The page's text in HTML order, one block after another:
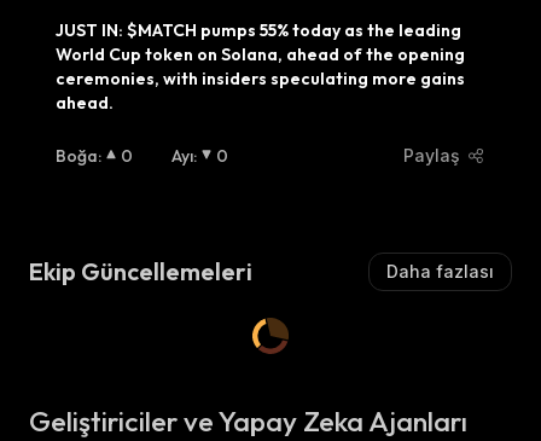
JUST IN: $MATCH pumps 55% today as the leading
World Cup token on Solana, ahead of the opening
ceremonies, with insiders speculating more gains
ahead.
Boğa: 0 Ayı: 0 Paylaş
Ekip Güncellemeleri Daha fazlası
Geliştiriciler ve Yapay Zeka Ajanları